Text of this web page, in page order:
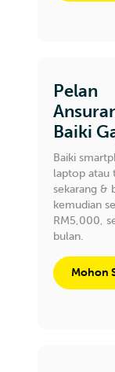
Pelan
Baiki
Baiki
laptop atau
sekarang &
kemudian
RM5,000,
bulan.
Mohon